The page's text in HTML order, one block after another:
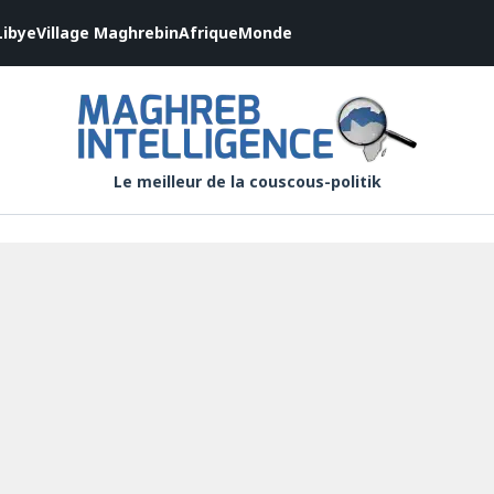
Village MaghrebinAfriqueMonde
Le meilleur de la couscous-politik